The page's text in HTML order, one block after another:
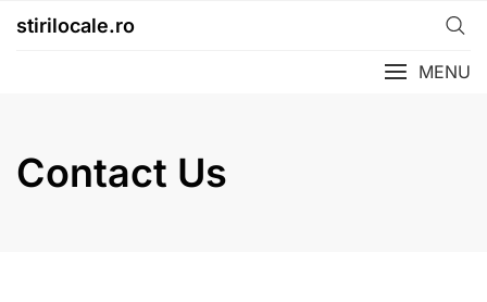
stirilocale.ro
MENU
Contact Us